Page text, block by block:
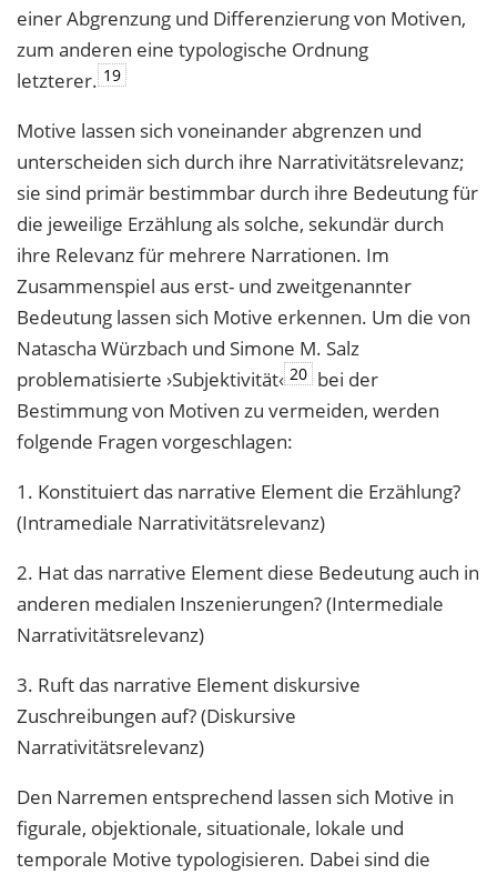
einer Abgrenzung und Differenzierung von Motiven,
zum anderen eine typologische Ordnung
letzterer. 19
Motive lassen sich voneinander abgrenzen und
unterscheiden sich durch ihre Narrativitätsrelevanz;
sie sind primär bestimmbar durch ihre Bedeutung für
die jeweilige Erzählung als solche, sekundär durch
ihre Relevanz für mehrere Narrationen. Im
Zusammenspiel aus erst- und zweitgenannter
Bedeutung lassen sich Motive erkennen. Um die von
Natascha Würzbach und Simone M. Salz
problematisierte ›Subjektivität‹ 20 bei der
Bestimmung von Motiven zu vermeiden, werden
folgende Fragen vorgeschlagen:
1. Konstituiert das narrative Element die Erzählung?
(Intramediale Narrativitätsrelevanz)
2. Hat das narrative Element diese Bedeutung auch in
anderen medialen Inszenierungen? (Intermediale
Narrativitätsrelevanz)
3. Ruft das narrative Element diskursive
Zuschreibungen auf? (Diskursive
Narrativitätsrelevanz)
Den Narremen entsprechend lassen sich Motive in
figurale, objektionale, situationale, lokale und
temporale Motive typologisieren. Dabei sind die